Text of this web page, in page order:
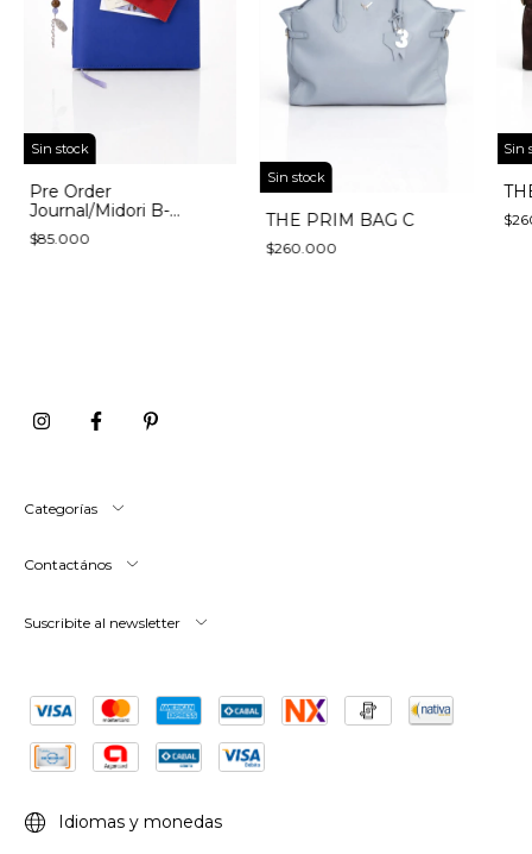
Sin stock
Pre Order
Journal/Midori B-
edición limitada (leer
descripción)
$85.000
Sin stock
THE PRIM BAG C
$260.000
Sin
Categorías
Contactános
Suscribite al newsletter
Idiomas y monedas